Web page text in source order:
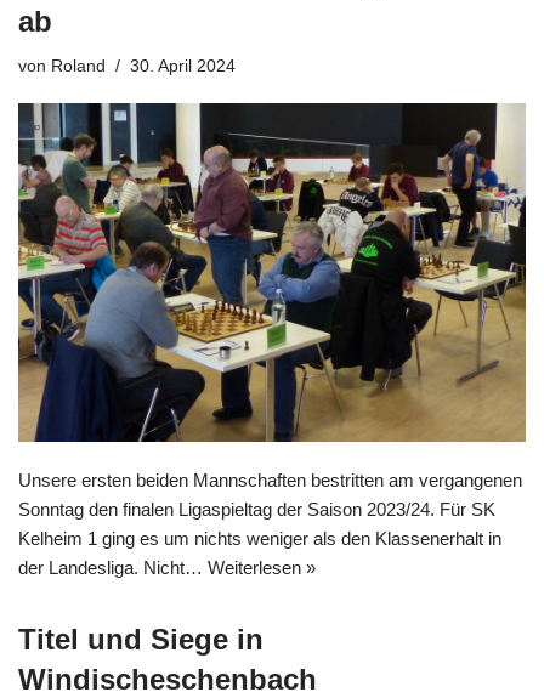
ab
von Roland 30. April 2024
Unsere ersten beiden Mannschaften bestritten am vergangenen
Sonntag den finalen Ligaspieltag der Saison 2023/24. Für SK
Kelheim 1 ging es um nichts weniger als den Klassenerhalt in
der Landesliga. Nicht… Weiterlesen »
Titel und Siege in
Windischeschenbach